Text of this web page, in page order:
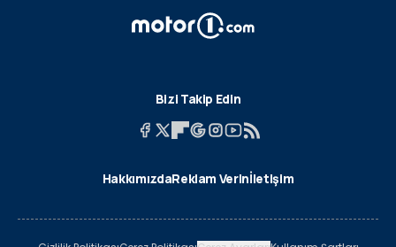
Bizi Takip Edin
HakkımızdaReklam Verinİletişim